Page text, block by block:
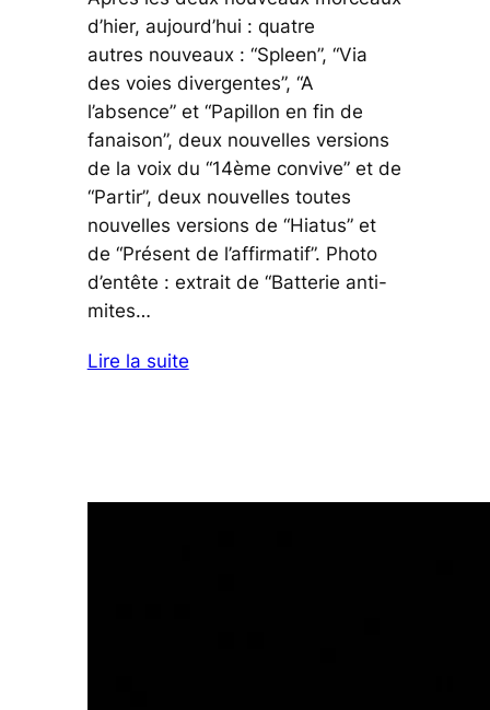
d’hier, aujourd’hui : quatre
autres nouveaux : “Spleen”, “Via
des voies divergentes”, “A
l’absence” et “Papillon en fin de
fanaison”, deux nouvelles versions
de la voix du “14ème convive” et de
“Partir”, deux nouvelles toutes
nouvelles versions de “Hiatus” et
de “Présent de l’affirmatif”. Photo
d’entête : extrait de “Batterie anti-
mites…
Lire la suite